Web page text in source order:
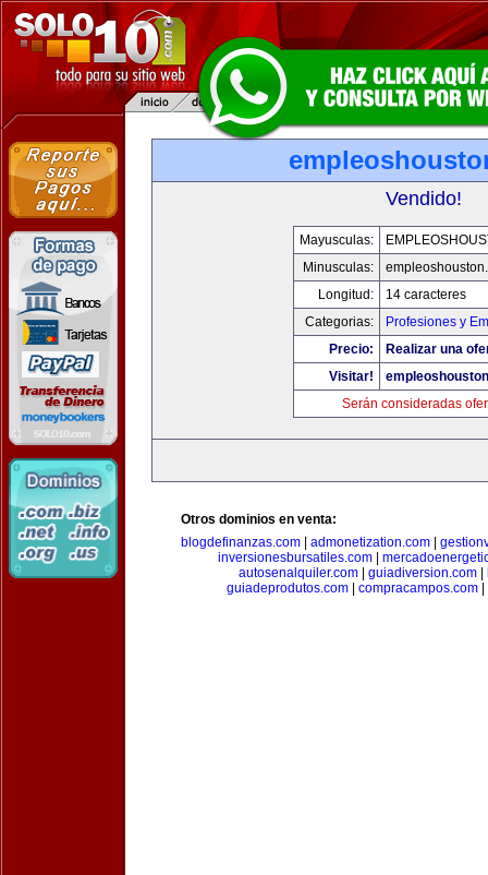
Vendido!
Mayusculas:
Minusculas:
Longitud:
14 caracteres
Categorias:
Profesiones y
Precio:
Realizar una
Visitar!
Serán consideradas
Otros dominios en venta:
blogdefinanzas.com
admonetization.com
inversionesbursatiles.com|
autosenalquiler.com| guiadiversion.com|
guiadeprodutos.com| compracampos.com|